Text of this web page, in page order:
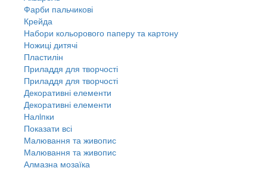
Фарби пальчикові
Крейда
Набори кольорового паперу та картону
Ножиці дитячі
Пластилін
Приладдя для творчості
Приладдя для творчості
Декоративні елементи
Декоративні елементи
Налiпки
Показати всі
Малювання та живопис
Малювання та живопис
Алмазна мозаїка